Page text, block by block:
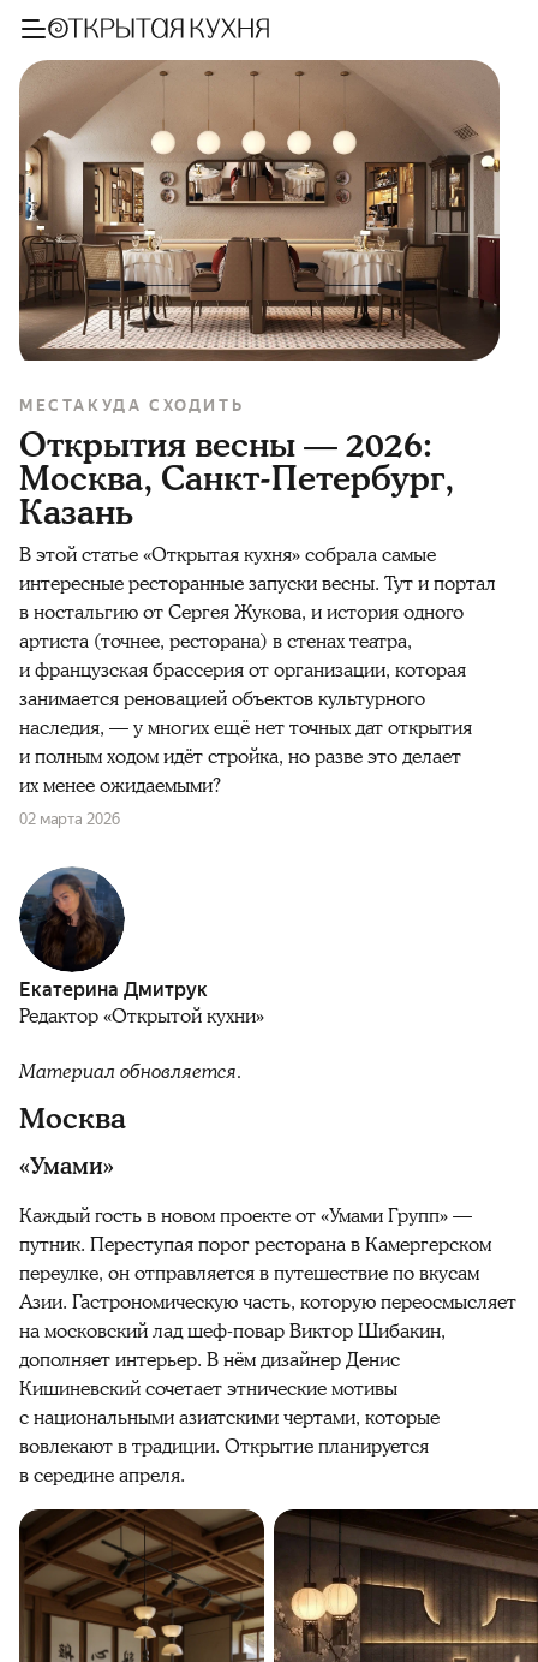
МЕСТА КУДА СХОДИТЬ
Открытия весны — 2026:
Москва, Санкт-Петербург,
Казань
В этой статье «Открытая кухня» собрала самые
интересные ресторанные запуски весны. Тут и портал
в ностальгию от Сергея Жукова, и история одного
артиста (точнее, ресторана) в стенах театра,
и французская брассерия от организации, которая
занимается реновацией объектов культурного
наследия, — у многих ещё нет точных дат открытия
и полным ходом идёт стройка, но разве это делает
их менее ожидаемыми?
02 марта 2026
Екатерина Дмитрук
Редактор «Открытой кухни»
Материал обновляется.
Москва
«Умами»
Каждый гость в новом проекте от «Умами Групп» —
путник. Переступая порог ресторана в Камергерском
переулке, он отправляется в путешествие по вкусам
Азии. Гастрономическую часть, которую переосмысляет
на московский лад шеф-повар Виктор Шибакин,
дополняет интерьер. В нём дизайнер Денис
Кишиневский сочетает этнические мотивы
с национальными азиатскими чертами, которые
вовлекают в традиции. Открытие планируется
в середине апреля.